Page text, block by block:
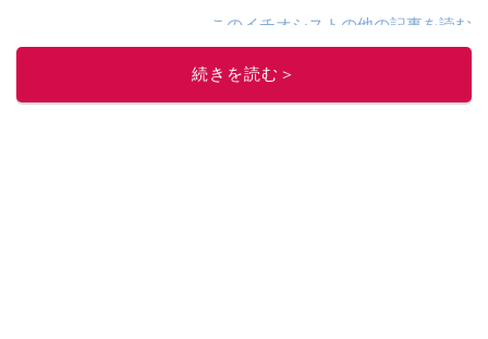
このイチオシストの他の記事を読む
続きを読む＞